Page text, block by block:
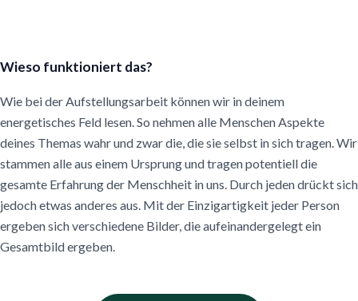
Wieso funktioniert das?
Wie bei der Aufstellungsarbeit können wir in deinem
energetisches Feld lesen. So nehmen alle Menschen Aspekte
deines Themas wahr und zwar die, die sie selbst in sich tragen. Wir
stammen alle aus einem Ursprung und tragen potentiell die
gesamte Erfahrung der Menschheit in uns. Durch jeden drückt sich
jedoch etwas anderes aus. Mit der Einzigartigkeit jeder Person
ergeben sich verschiedene Bilder, die aufeinandergelegt ein
Gesamtbild ergeben.